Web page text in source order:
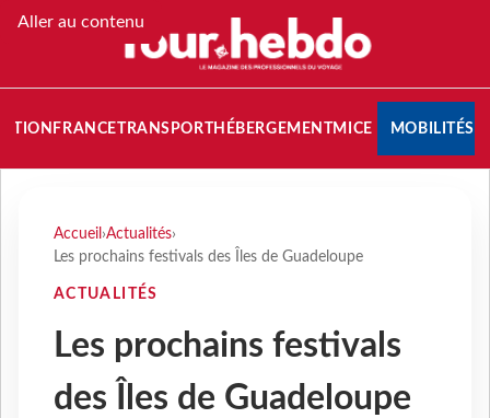
Aller au contenu
FRANCETRANSPORT HÉBERGEMENTMICE MOBILITÉS
Accueil ›Actualités›
Les prochains festivals des Îles de Guadeloupe
ACTUALITÉS
Les prochains festivals
des Îles de Guadeloupe